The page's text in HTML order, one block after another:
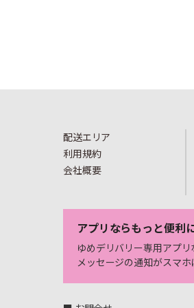
配送エリア
利用規約
会社概要
アプリならもっと便利
ゆめデリバリー専用アプリ
メッセージの通知がスマホ